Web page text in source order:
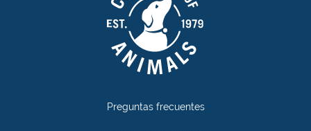
Preguntas frecuentes